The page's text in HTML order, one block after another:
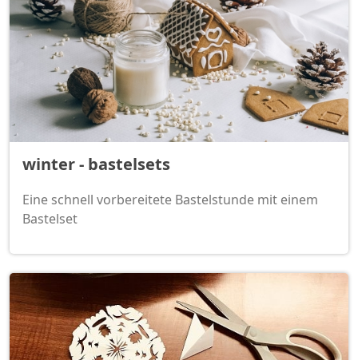
winter - bastelsets
Eine schnell vorbereitete Bastelstunde mit einem
Bastelset